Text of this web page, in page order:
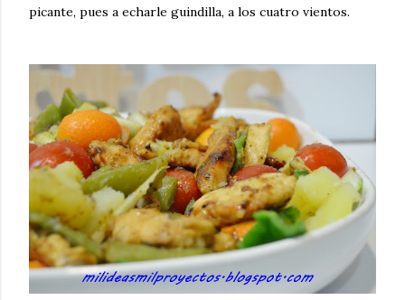
picante, pues a echarle guindilla, a los cuatro vientos.